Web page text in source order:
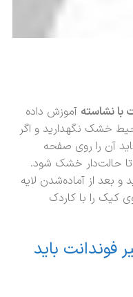
با نشاسته آموزش داده
خشک نگهدارید و اگر
آن را روی صفحه
حالت‌دار خشک شود.
و بعد از آماده‌شدن لایه
کیک را با کاردک
فوندانت باید